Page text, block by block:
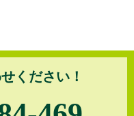
ください！